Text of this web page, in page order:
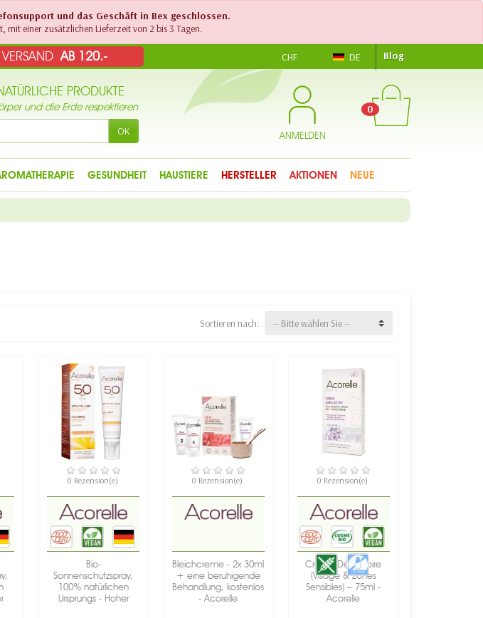
und das Geschäft in Bex geschlossen.
mit einer zusätzlichen Lieferzeit von 2 bis 3 Tagen.
VERSANDAB 120.- CHF DE Blog
PRODUKTE
und die Erde respektieren
OK ANMELDEN
0
GESUNDHEIT HAUSTIERE HERSTELLER AKTIONEN NEUE
Sortieren nach: -- Bitte wählen Sie --
NICHT AUF LAGER
0 Rezension(e)
Bio-
Sonnenschutzspray,
100% natürlichen
Ursprungs - Hoher
VERFÜGBAR
0 Rezension(e)
Bleichcreme - 2x 30ml
+ eine beruhigende
Behandlung, kostenlos
- Acorelle
VERFÜGBAR
0 Rezension(e)
Crème Dépilatoire
(Visage & Zones
Sensibles) – 75ml -
Acorelle